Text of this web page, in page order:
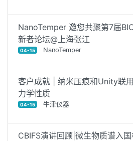
NanoTemper 邀您共聚第7届
新者论坛@上海张江
04-15 NanoTemper
客户成就 | 纳米压痕和Unity联
力学性质
04-15 牛津仪器
CBIFS演讲回顾|微生物质谱入